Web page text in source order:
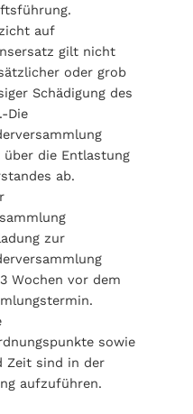
auf
gilt nicht
oder grob
Schädigung des
Die
die Entlastung
ab.
zur
Wochen vor dem
sowie
Zeit sind in der
aufzuführen.